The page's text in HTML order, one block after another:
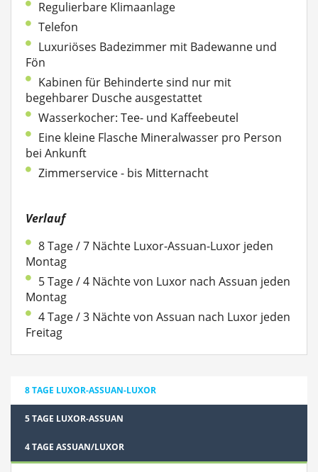
Regulierbare Klimaanlage
Telefon
Luxuriöses Badezimmer mit Badewanne und
Fön
Kabinen für Behinderte sind nur mit
begehbarer Dusche ausgestattet
Wasserkocher: Tee- und Kaffeebeutel
Eine kleine Flasche Mineralwasser pro Person
bei Ankunft
Zimmerservice - bis Mitternacht
Verlauf
8 Tage / 7 Nächte Luxor-Assuan-Luxor jeden
Montag
5 Tage / 4 Nächte von Luxor nach Assuan jeden
Montag
4 Tage / 3 Nächte von Assuan nach Luxor jeden
Freitag
8 TAGE LUXOR-ASSUAN-LUXOR
5 TAGE LUXOR-ASSUAN
4 TAGE ASSUAN/LUXOR